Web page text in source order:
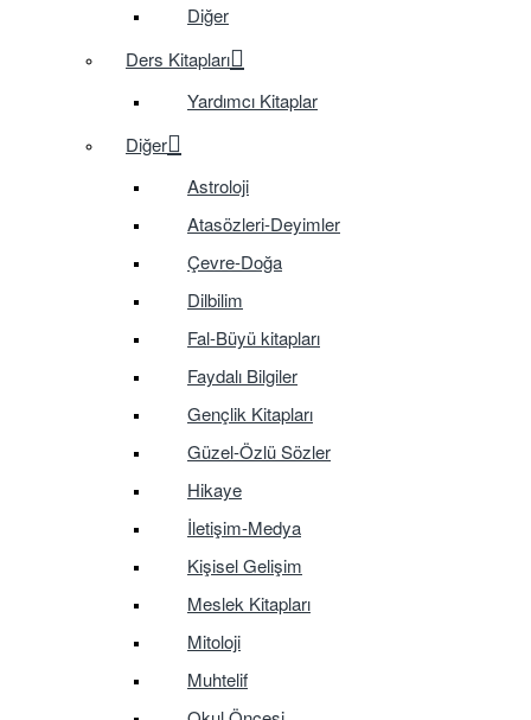
Diğer
Ders Kitapları
Yardımcı Kitaplar
Diğer
Astroloji
Atasözleri-Deyimler
Çevre-Doğa
Dilbilim
Fal-Büyü kitapları
Faydalı Bilgiler
Gençlik Kitapları
Güzel-Özlü Sözler
Hikaye
İletişim-Medya
Kişisel Gelişim
Meslek Kitapları
Mitoloji
Muhtelif